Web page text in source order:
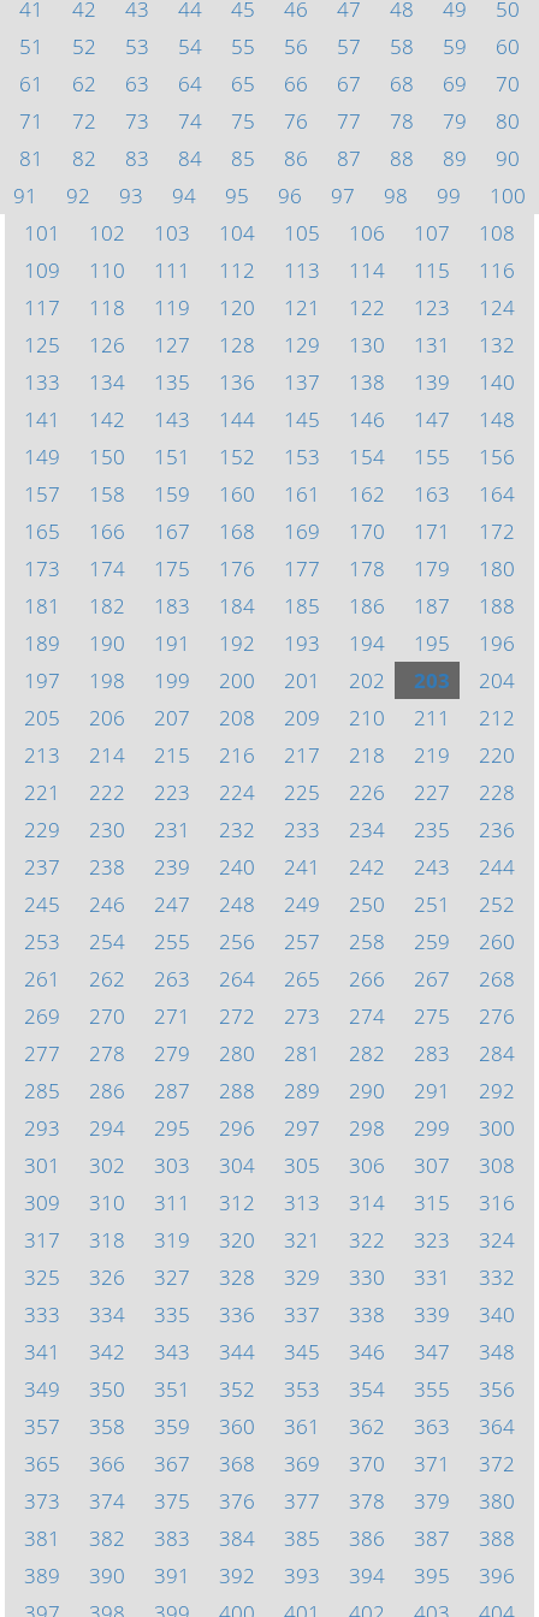
41
42 43 44 45 46 47 48 49
50
51
52 53 54 55 56 57 58 59
60
61
62 63 64 65 66 67 68 69
70
71
72 73 74 75 76 77 78 79
80
81
82 83 84 85 86 87 88 89
90
91
92 93 94 95 96 97 98 99
100
101
102 103 104 105 106 107
108
109
110 111 112 113 114 115
116
117
118 119 120 121 122 123
124
125
126 127 128 129 130 131
132
133
134 135 136 137 138 139
140
141
142 143 144 145 146 147
148
149
150 151 152 153 154 155
156
157
158 159 160 161 162 163
164
165
166 167 168 169 170 171
172
173
174 175 176 177 178 179
180
181
182 183 184 185 186 187
188
189
190 191 192 193 194 195
196
197
198 199 200 201 202 203
204
205
206 207 208 209 210 211
212
213
214 215 216 217 218 219
220
221
222 223 224 225 226 227
228
229
230 231 232 233 234 235
236
237
238 239 240 241 242 243
244
245
246 247 248 249 250 251
252
253
254 255 256 257 258 259
260
261
262 263 264 265 266 267
268
269
270 271 272 273 274 275
276
277
278 279 280 281 282 283
284
285
286 287 288 289 290 291
292
293
294 295 296 297 298 299
300
301
302 303 304 305 306 307
308
309
310 311 312 313 314 315
316
317
318 319 320 321 322 323
324
325
326 327 328 329 330 331
332
333
334 335 336 337 338 339
340
341
342 343 344 345 346 347
348
349
350 351 352 353 354 355
356
357
358 359 360 361 362 363
364
365
366 367 368 369 370 371
372
373
374 375 376 377 378 379
380
381
382 383 384 385 386 387
388
389
390 391 392 393 394 395
396